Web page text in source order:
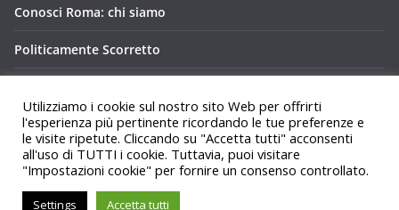
Conosci Roma: chi siamo
Politicamente Scorretto
Copyright © 2026Conosci Roma
Utilizziamo i cookie sul nostro sito Web per offrirti
l'esperienza più pertinente ricordando le tue preferenze e
le visite ripetute. Cliccando su "Accetta tutti" acconsenti
all'uso di TUTTI i cookie. Tuttavia, puoi visitare
"Impostazioni cookie" per fornire un consenso controllato.
Settings Accetta tutti